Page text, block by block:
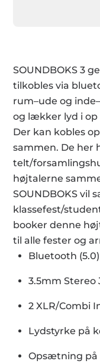
SOUNDBOKS 3
tilkobles via
rum–ude og
og lækker lyd i
Der kan kobles
sammen. De her
telt/
højtalerne
SOUNDBOKS vil
klassefest/
booker denne
til alle fester og
Bluetooth (5.0)
3.5mm
2 XLR/Combi
Lydstyrke på
Opsætning på